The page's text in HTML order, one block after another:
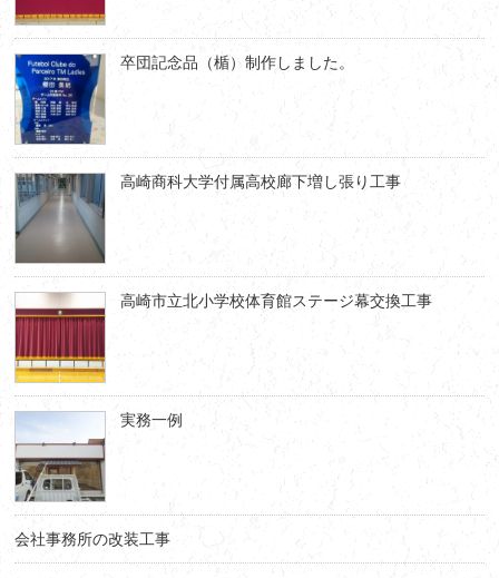
卒団記念品（楯）制作しました。
高崎商科大学付属高校廊下増し張り工事
高崎市立北小学校体育館ステージ幕交換工事
実務一例
会社事務所の改装工事